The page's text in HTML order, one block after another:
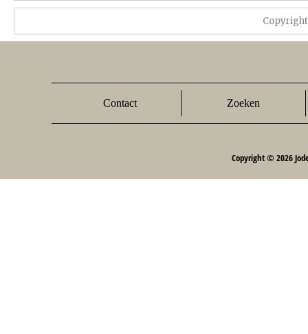
Contact Zoeken
Copyright © 2026